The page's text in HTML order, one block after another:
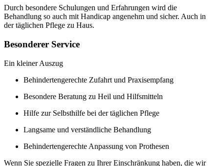
Durch besondere Schulungen und Erfahrungen wird die
Behandlung so auch mit Handicap angenehm und sicher. Auch in
der täglichen Pflege zu Haus.
Besonderer Service
Ein kleiner Auszug
Behindertengerechte Zufahrt und Praxisempfang
Besondere Beratung zu Heil und Hilfsmitteln
Hilfe zur Selbsthilfe bei der täglichen Pflege
Langsame und verständliche Behandlung
Behindertengerechte Anpassung von Prothesen
Wenn Sie spezielle Fragen zu Ihrer Einschränkung haben, die wir